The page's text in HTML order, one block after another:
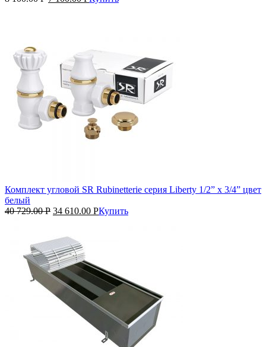
Комплект угловой SR Rubinetterie серия Liberty 1/2” x 3/4” цвет
белый
40 729.00Р 34 610.00 РКупить